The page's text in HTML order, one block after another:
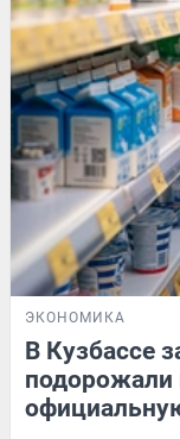
ЭКОНОМИКА
В Кузбассе
подорожали